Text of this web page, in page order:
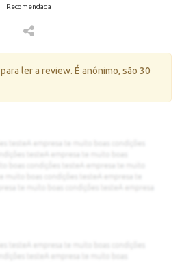
Recomendada
para ler a review. É anónimo, são 30